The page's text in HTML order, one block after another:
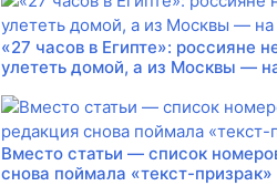
«27 часов в Египте»: россияне
улететь домой, а из Москвы —
Вместо статьи — список
снова поймала «текст-призрак»